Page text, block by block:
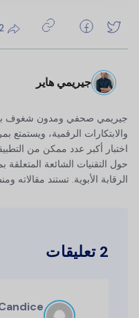
جيريمي هاير
جيريمي صحفي ومدون شغوف
والابتكارات الرقمية، ويستمتع
اختبار أكبر عدد ممكن من
حول التقنيات الشائعة
الرقابة الأبوية. تستند مقالاته
2 تعليقات